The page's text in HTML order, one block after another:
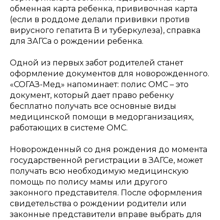
обменная карта ребенка, прививочная карта
(если в роддоме делали прививки против
вирусного гепатита В и туберкулеза), справка
для ЗАГСа о рождении ребенка.
Одной из первых забот родителей станет
оформление документов для новорожденного.
«СОГАЗ-Мед» напоминает: полис ОМС – это
документ, который дает право ребенку
бесплатно получать все основные виды
медицинской помощи в медорганизациях,
работающих в системе ОМС.
Новорожденный со дня рождения до момента
государственной регистрации в ЗАГСе, может
получать всю необходимую медицинскую
помощь по полису мамы или другого
законного представителя. После оформления
свидетельства о рождении родители или
законные представители вправе выбрать для